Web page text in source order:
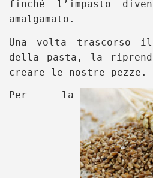
finché l’impasto
amalgamato.
Una volta trascorso
della pasta, la
creare le nostre pezze.
Per la